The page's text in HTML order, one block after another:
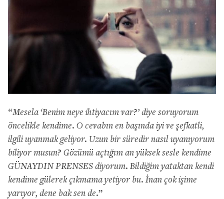
“Mesela ‘Benim neye ihtiyacım var?’ diye soruyorum
öncelikle kendime. O cevabın en başında iyi ve şefkatli,
ilgili uyanmak geliyor. Uzun bir süredir nasıl uyanıyorum
biliyor musun? Gözümü açtığım an yüksek sesle kendime
GÜNAYDIN PRENSES diyorum. Bildiğim yataktan kendi
kendime gülerek çıkmama yetiyor bu. İnan çok işime
yarıyor, dene bak sen de.”